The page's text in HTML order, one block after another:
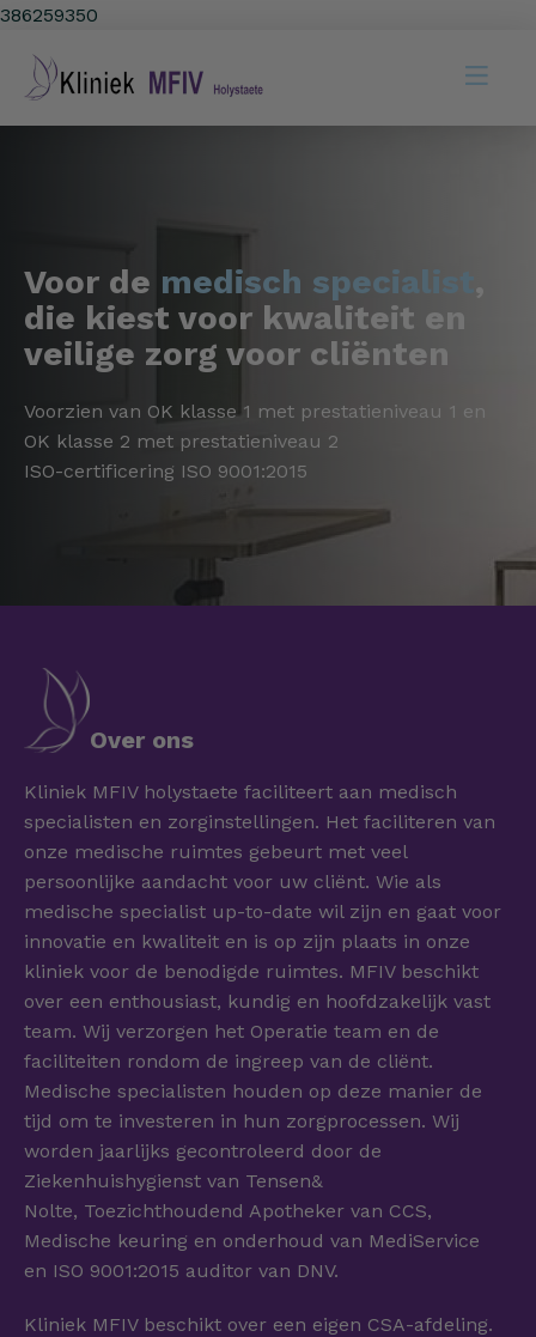
386259350
Voor de medisch specialist ,
die kiest voor kwaliteit en
veilige zorg voor cliënten
Voorzien van OK klasse 1 met prestatieniveau 1 en
OK klasse 2 met prestatieniveau 2
ISO-certificering ISO 9001:2015
Over ons
Kliniek MFIV holystaete faciliteert aan medisch
specialisten en zorginstellingen. Het faciliteren van
onze medische ruimtes gebeurt met veel
persoonlijke aandacht voor uw cliënt. Wie als
medische specialist up-to-date wil zijn en gaat voor
innovatie en kwaliteit en is op zijn plaats in onze
kliniek voor de benodigde ruimtes. MFIV beschikt
over een enthousiast, kundig en hoofdzakelijk vast
team. Wij verzorgen het Operatie team en de
faciliteiten rondom de ingreep van de cliënt.
Medische specialisten houden op deze manier de
tijd om te investeren in hun zorgprocessen. Wij
worden jaarlijks gecontroleerd door de
Ziekenhuishygienst van Tensen&
Nolte, Toezichthoudend Apotheker van CCS,
Medische keuring en onderhoud van MediService
en ISO 9001:2015 auditor van DNV.
Kliniek MFIV beschikt over een eigen CSA-afdeling.